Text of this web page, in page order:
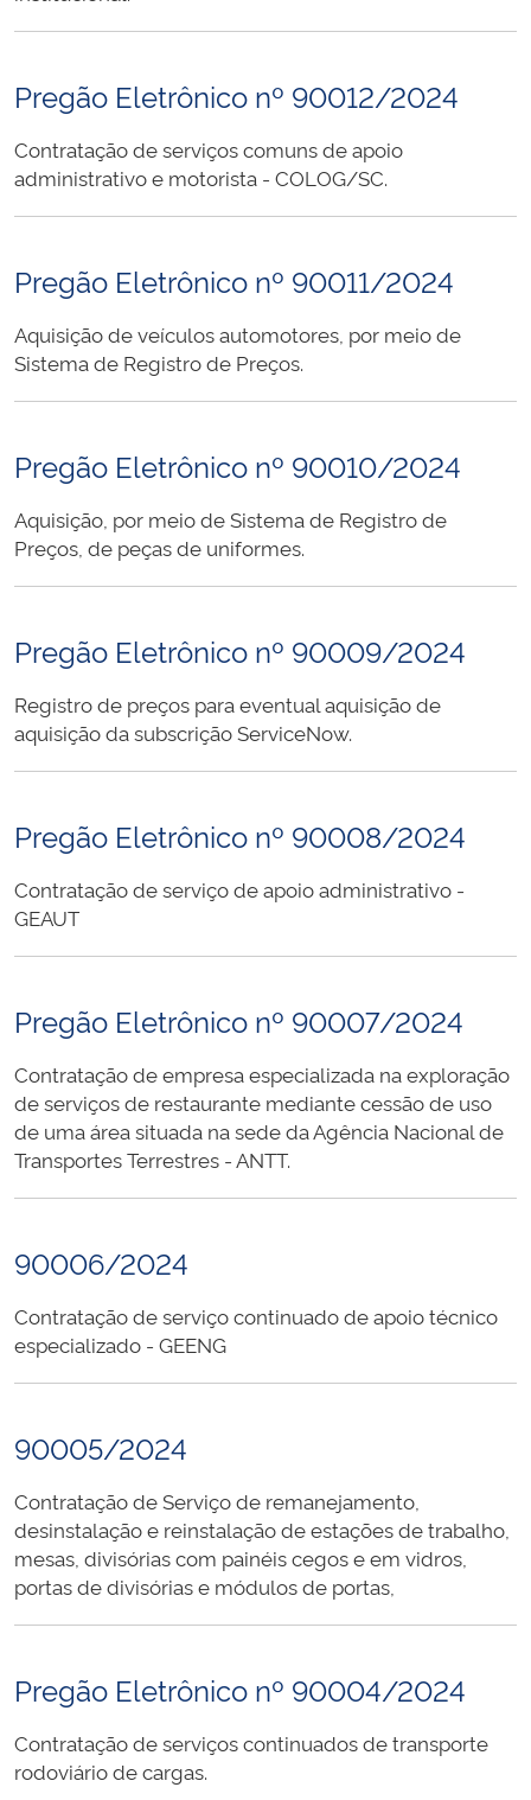
Pregão Eletrônico nº 90012/2024
Contratação de serviços comuns de apoio
administrativo e motorista - COLOG/SC.
Pregão Eletrônico nº 90011/2024
Aquisição de veículos automotores, por meio de
Sistema de Registro de Preços.
Pregão Eletrônico nº 90010/2024
Aquisição, por meio de Sistema de Registro de
Preços, de peças de uniformes.
Pregão Eletrônico nº 90009/2024
Registro de preços para eventual aquisição de
aquisição da subscrição ServiceNow.
Pregão Eletrônico nº 90008/2024
Contratação de serviço de apoio administrativo -
GEAUT
Pregão Eletrônico nº 90007/2024
Contratação de empresa especializada na exploração
de serviços de restaurante mediante cessão de uso
de uma área situada na sede da Agência Nacional de
Transportes Terrestres - ANTT.
90006/2024
Contratação de serviço continuado de apoio técnico
especializado - GEENG
90005/2024
Contratação de Serviço de remanejamento,
desinstalação e reinstalação de estações de trabalho,
mesas, divisórias com painéis cegos e em vidros,
portas de divisórias e módulos de portas,
Pregão Eletrônico nº 90004/2024
Contratação de serviços continuados de transporte
rodoviário de cargas.